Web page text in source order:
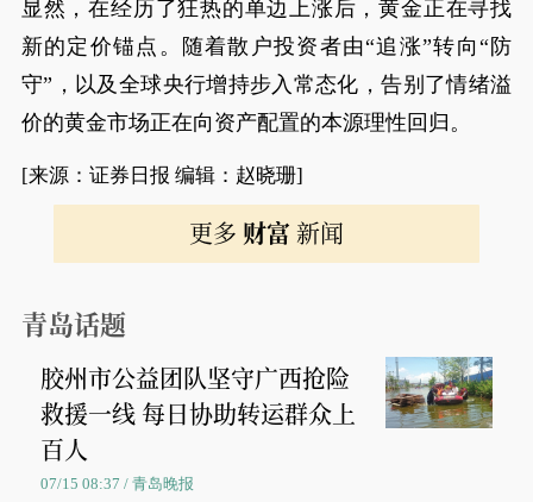
显然，在经历了狂热的单边上涨后，黄金正在寻找
新的定价锚点。随着散户投资者由“追涨”转向“防
守”，以及全球央行增持步入常态化，告别了情绪溢
价的黄金市场正在向资产配置的本源理性回归。
[来源：证券日报 编辑：赵晓珊]
更多 财富 新闻
青岛话题
胶州市公益团队坚守广西抢险
救援一线 每日协助转运群众上
百人
07/15 08:37 / 青岛晚报